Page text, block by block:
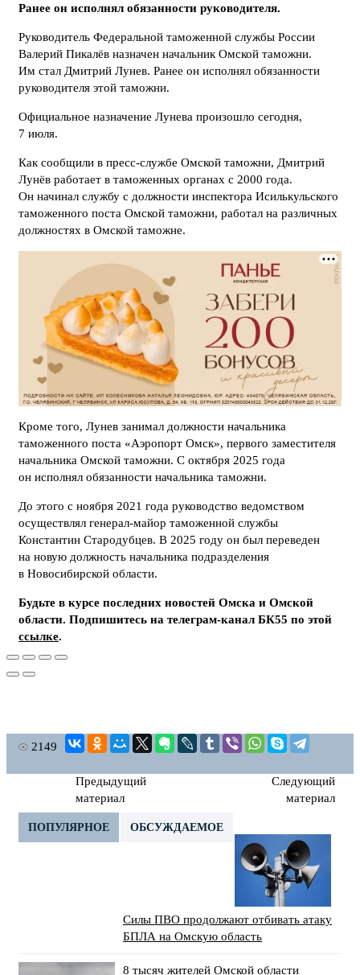
Ранее он исполнял обязанности руководителя.
Руководитель Федеральной таможенной службы России
Валерий Пикалёв назначен начальник Омской таможни.
Им стал Дмитрий Лунев. Ранее он исполнял обязанности
руководителя этой таможни.
Официальное назначение Лунева произошло сегодня,
7 июля.
Как сообщили в пресс-службе Омской таможни, Дмитрий
Лунёв работает в таможенных органах с 2000 года.
Он начинал службу с должности инспектора Исилькульского
таможенного поста Омской таможни, работал на различных
должностях в Омской таможне.
Кроме того, Лунев занимал должности начальника
таможенного поста «Аэропорт Омск», первого заместителя
начальника Омской таможни. С октября 2025 года
он исполнял обязанности начальника таможни.
До этого с ноября 2021 года руководство ведомством
осуществлял генерал-майор таможенной службы
Константин Стародубцев. В 2025 году он был переведен
на новую должность начальника подразделения
в Новосибирской области.
Будьте в курсе последних новостей Омска и Омской
области. Подпишитесь на телеграм-канал БК55 по этой
ссылке.
2149
Предыдущий
материал
Следующий
материал
ПОПУЛЯРНОЕ ОБСУЖДАЕМОЕ
Силы ПВО продолжают отбивать атаку
БПЛА на Омскую область
8 тысяч жителей Омской области